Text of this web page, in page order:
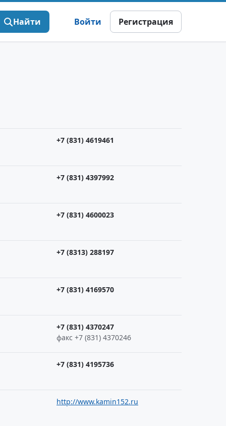
Найти Войти Регистрация
+7 (831) 4619461
+7 (831) 4397992
+7 (831) 4600023
+7 (8313) 288197
+7 (831) 4169570
+7 (831) 4370247
факс +7 (831) 4370246
+7 (831) 4195736
http://www.kamin152.ru